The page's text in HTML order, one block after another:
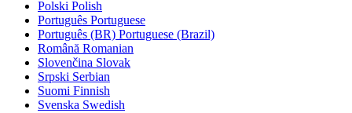
Polski Polish
Português Portuguese
Português (BR) Portuguese (Brazil)
Română Romanian
Slovenčina Slovak
Srpski Serbian
Suomi Finnish
Svenska Swedish